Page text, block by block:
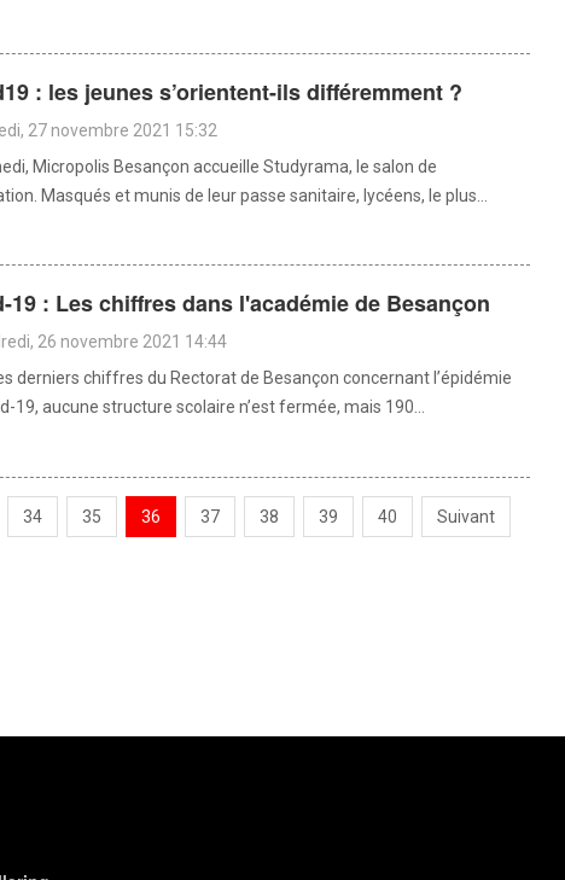
: les jeunes s’orientent-ils différemment ?
27 novembre 2021 15:32
Micropolis Besançon accueille Studyrama, le salon de
Masqués et munis de leur passe sanitaire, lycéens, le plus...
19 : Les chiffres dans l'académie de Besançon
26 novembre 2021 14:44
derniers chiffres du Rectorat de Besançon concernant l’épidémie
19, aucune structure scolaire n’est fermée, mais 190...
34 35 36 37 38 39 40 Suivant